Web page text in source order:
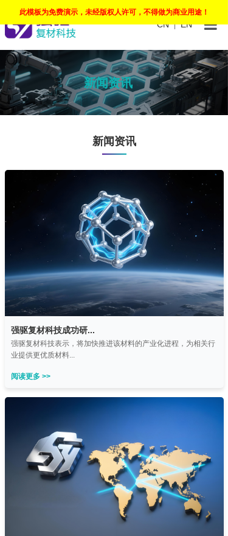
CN | EN
新闻资讯
新闻资讯
强驱复材科技成功研...
强驱复材科技表示，将加快推进该材料的产业化进程，为相关行
业提供更优质材料...
阅读更多 >>
此模板为免费演示，未经版权人许可，不得做为商业用途！